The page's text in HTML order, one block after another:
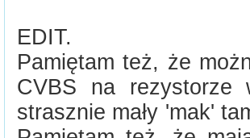
EDIT.
Pamiętam też, że
CVBS na
strasznie mały 'mak'